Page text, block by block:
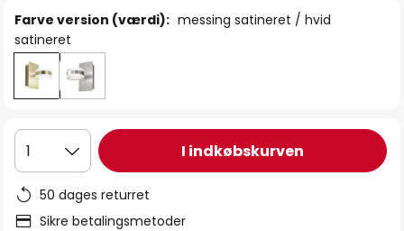
Farve version (værdi): messing satineret / hvid
satineret
1 I indkøbskurven
50 dages returret
Sikre betalingsmetoder